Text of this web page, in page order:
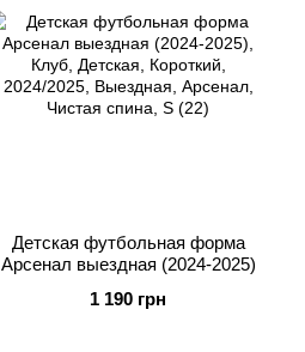
Детская футбольная форма
Арсенал выездная (2024-2025)
1 190 грн